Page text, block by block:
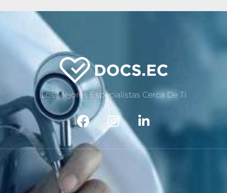
Los Mejores Especialistas Cerca De Ti